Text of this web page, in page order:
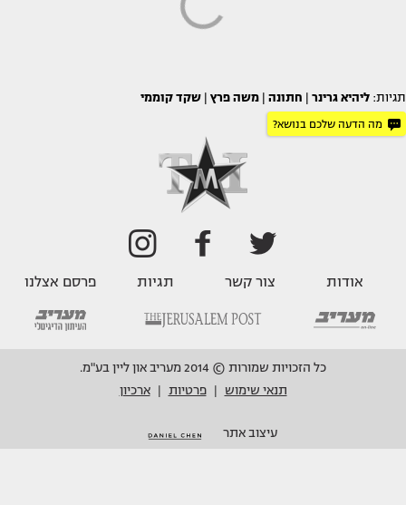
תגיות: ליהיא גרינר חתונה משה פרץ שקד קוממי
מה הדעה שלכם בנושא?
אודות צור קשר תגיות פרסם אצלנו
כל הזכויות שמורות © 2014 מעריב און ליין בע"מ.
תנאי שימוש
פרטיות ארכיון
עיצוב אתר